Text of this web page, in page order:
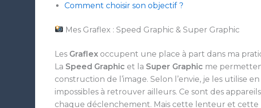
Comment choisir son objectif ?
Mes Graflex : Speed Graphic & Super Graphic
Les Graflex occupent une place à part dans ma
La Speed Graphic et la Super Graphic me
construction de l’image. Selon l’envie, je les utilise
impossibles à retrouver ailleurs. Ce sont des
chaque déclenchement. Mais cette lenteur et cette